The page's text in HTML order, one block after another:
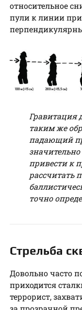
относительное
пули к линии
Гравитация
таким же
падающий
привести к
рассчитать
точно
Стрельба
Довольно часто
приходится
террорист,